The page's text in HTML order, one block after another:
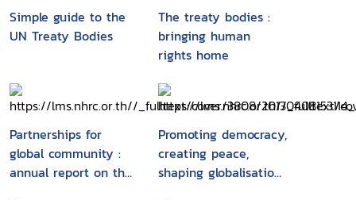
Simple guide to the
UN Treaty Bodies
The treaty bodies :
bringing human
rights home
Partnerships for
global community :
annual report on the
Promoting democracy,
creating peace,
shaping globalisation